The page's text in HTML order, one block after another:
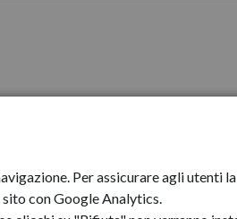
Per assicurare agli utenti
con Google Analytics.